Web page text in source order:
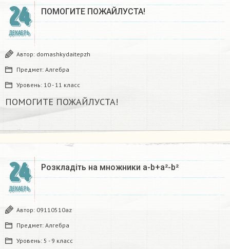
24
ДЕКАБРЬ
ПОМОГИТЕ ПОЖАЙЛУСТА!
Автор: domashkydaitepzh
Предмет: Алгебра
Уровень: 10 - 11 класс
ПОМОГИТЕ ПОЖАЙЛУСТА!
24
ДЕКАБРЬ
Розкладіть на множники а-b+a²-b²​
Автор: 09110510az
Предмет: Алгебра
Уровень: 5 - 9 класс